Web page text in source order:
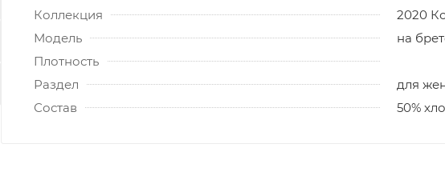
Коллекция
2020
Модель
на
Плотность
Раздел
для
Состав
50%